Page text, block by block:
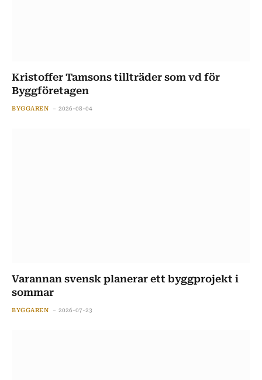
Kristoffer Tamsons tillträder som vd för
Byggföretagen
BYGGAREN 2026-08-04
Varannan svensk planerar ett byggprojekt i
sommar
BYGGAREN 2026-07-23